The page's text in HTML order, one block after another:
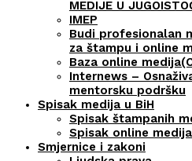
MEDIJE U
IMEP
Budi profesionalan
za štampu i online
Baza online
Internews –
mentorsku podršku
Spisak medija u BiH
Spisak štampanih
Spisak online
Smjernice i zakoni